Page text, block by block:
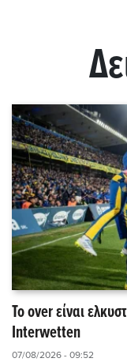
Το over είναι
Interwetten
07/08/2026 - 09:52